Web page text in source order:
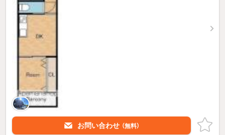
お問い合わせ （無料）